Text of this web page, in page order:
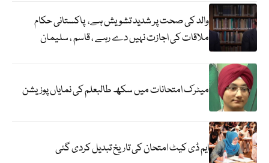
والد کی صحت پر شدید تشویش ہے، پاکستانی حکام
ملاقات کی اجازت نہیں دے رہے ، قاسم ، سلیمان
میٹرک امتحانات میں سکھ طالبعلم کی نمایاں پوزیشن
ایم ڈی کیٹ امتحان کی تاریخ تبدیل کردی گئی